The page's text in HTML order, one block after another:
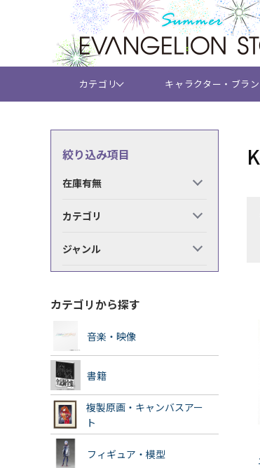
カテゴリ キャラクター・ブラ
絞り込み項目
在庫有無
カテゴリ
ジャンル
カテゴリから探す
音楽・映像
書籍
複製原画・キャンバスアー
ト
フィギュア・模型